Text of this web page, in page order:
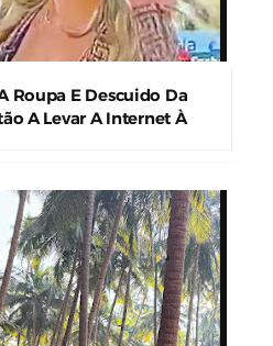
Roupa E Descuido Da
A Levar A Internet À